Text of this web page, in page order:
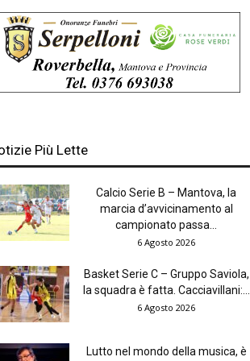
Più Lette
Calcio Serie B – Mantova, la
marcia d’avvicinamento al
campionato passa...
6 Agosto 2026
Basket Serie C – Gruppo Saviola,
la squadra è fatta. Cacciavillani:...
6 Agosto 2026
Lutto nel mondo della musica, è